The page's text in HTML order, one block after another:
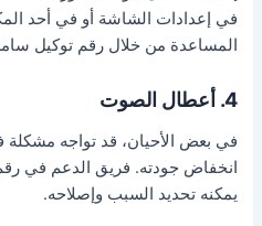
في إعدادات الشاشة أو في أحد
المساعدة من خلال رقم توكيل
4. أعطال الصوت
في بعض الأحيان، قد تواجه
انخفاض جودته. فريق الدعم في
يمكنه تحديد السبب وإصلاحه.